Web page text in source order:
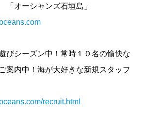
オーシャンズ石垣島」
びシーズン中！常時１０名の愉快な
案内中！海が大好きな新規スタッフ
recruit.html